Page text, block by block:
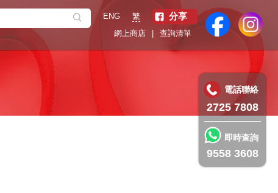
ENG 繁 分享
網上商店 查詢清單
電話聯絡
2725 7808
即時查詢
9558 3608